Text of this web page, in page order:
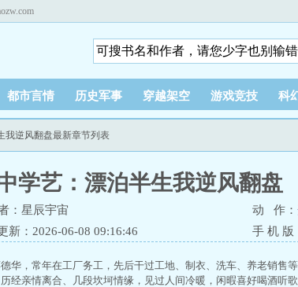
都市言情 历史军事 穿越架空 游戏竞技 科
我逆风翻盘最新章节列表
学艺：漂泊半生我逆风翻盘
：星辰宇宙 动 作：
新：2026-06-08 09:16:46
手 机 版
华，常年在工厂务工，先后干过工地、制衣、洗车、养老销售
经亲情离合、几段坎坷情缘，见过人间冷暖，闲暇喜好喝酒听